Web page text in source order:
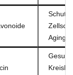
Schutz
Aging-